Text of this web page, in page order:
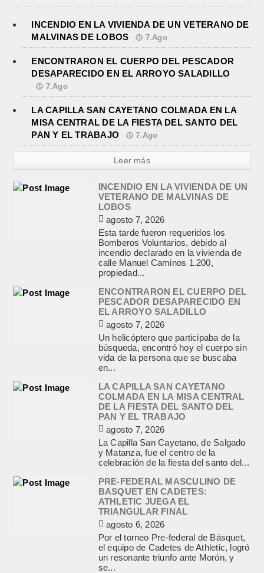
INCENDIO EN LA VIVIENDA DE UN VETERANO DE
MALVINAS DE LOBOS
7.Ago
ENCONTRARON EL CUERPO DEL PESCADOR
DESAPARECIDO EN EL ARROYO SALADILLO
7.Ago
LA CAPILLA SAN CAYETANO COLMADA EN LA
MISA CENTRAL DE LA FIESTA DEL SANTO DEL
PAN Y EL TRABAJO
7.Ago
Leer más
INCENDIO EN LA VIVIENDA DE UN
VETERANO DE MALVINAS DE
LOBOS
agosto 7, 2026
Esta tarde fueron requeridos los
Bomberos Voluntarios, debido al
incendio declarado en la vivienda de
calle Manuel Caminos 1.200,
propiedad...
ENCONTRARON EL CUERPO DEL
PESCADOR DESAPARECIDO EN
EL ARROYO SALADILLO
agosto 7, 2026
Un helicóptero que participaba de la
búsqueda, encontró hoy el cuerpo sin
vida de la persona que se buscaba
en...
LA CAPILLA SAN CAYETANO
COLMADA EN LA MISA CENTRAL
DE LA FIESTA DEL SANTO DEL
PAN Y EL TRABAJO
agosto 7, 2026
La Capilla San Cayetano, de Salgado
y Matanza, fue el centro de la
celebración de la fiesta del santo del...
PRE-FEDERAL MASCULINO DE
BASQUET EN CADETES:
ATHLETIC JUEGA EL
TRIANGULAR FINAL
agosto 6, 2026
Por el torneo Pre-federal de Básquet,
el equipo de Cadetes de Athletic, logró
un resonante triunfo ante Morón, y
se...